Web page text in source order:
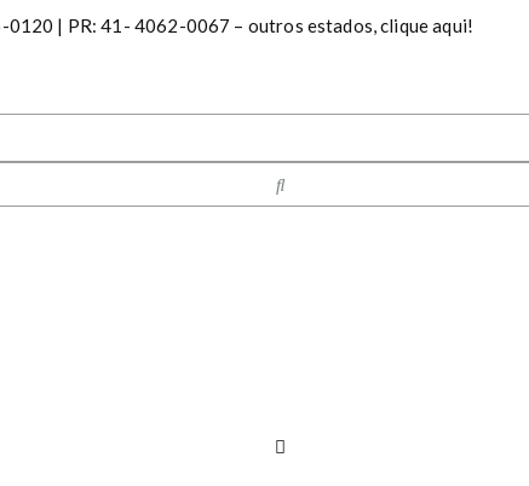
| PR: 41- 4062-0067 – outros estados, clique aqui!